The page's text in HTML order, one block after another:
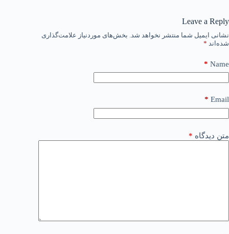
Leave a Reply
نشانی ایمیل شما منتشر نخواهد شد. بخش‌های موردنیاز علامت‌گذاری
شده‌اند *
Name
*
Email
*
متن دیدگاه *